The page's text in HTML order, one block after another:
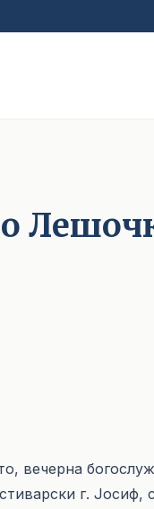
вечерна
г. Јосиф,